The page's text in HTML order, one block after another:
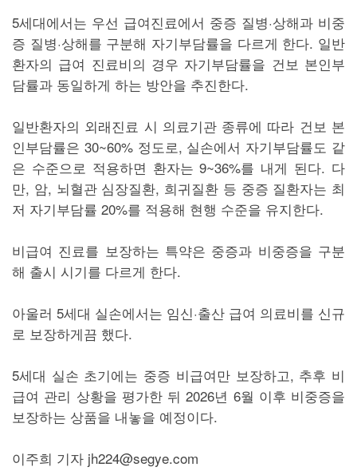
5세대에서는 우선 급여진료에서 중증 질병·상해과 비중
증 질병·상해를 구분해 자기부담률을 다르게 한다. 일반
환자의 급여 진료비의 경우 자기부담률을 건보 본인부
담률과 동일하게 하는 방안을 추진한다.
일반환자의 외래진료 시 의료기관 종류에 따라 건보 본
인부담률은 30~60% 정도로, 실손에서 자기부담률도 같
은 수준으로 적용하면 환자는 9~36%를 내게 된다. 다
만, 암, 뇌혈관 심장질환, 희귀질환 등 중증 질환자는 최
저 자기부담률 20%를 적용해 현행 수준을 유지한다.
비급여 진료를 보장하는 특약은 중증과 비중증을 구분
해 출시 시기를 다르게 한다.
아울러 5세대 실손에서는 임신·출산 급여 의료비를 신규
로 보장하게끔 했다.
5세대 실손 초기에는 중증 비급여만 보장하고, 추후 비
급여 관리 상황을 평가한 뒤 2026년 6월 이후 비중증을
보장하는 상품을 내놓을 예정이다.
이주희 기자 jh224@segye.com